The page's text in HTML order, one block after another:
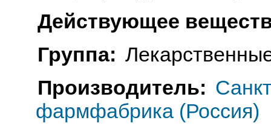
Действующее
Группа:
Производитель:
фармфабрика (Россия)